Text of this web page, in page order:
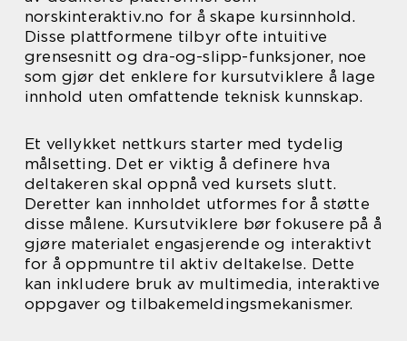
norskinteraktiv.no for å skape kursinnhold.
Disse plattformene tilbyr ofte intuitive
grensesnitt og dra-og-slipp-funksjoner, noe
som gjør det enklere for kursutviklere å lage
innhold uten omfattende teknisk kunnskap.
Et vellykket nettkurs starter med tydelig
målsetting. Det er viktig å definere hva
deltakeren skal oppnå ved kursets slutt.
Deretter kan innholdet utformes for å støtte
disse målene. Kursutviklere bør fokusere på å
gjøre materialet engasjerende og interaktivt
for å oppmuntre til aktiv deltakelse. Dette
kan inkludere bruk av multimedia, interaktive
oppgaver og tilbakemeldingsmekanismer.